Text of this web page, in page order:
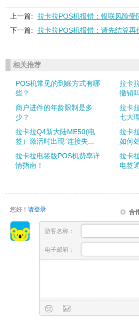
上一篇:
拉卡拉POS机报错：银联风险受
下一篇:
拉卡拉POS机报错：请先结算再
相关推荐
POS机常见的到账方式有哪
些？
拉卡
撤销
商户进件的年龄限制是多
少？
拉卡
七大
拉卡拉Q4新大陆ME50(电
签）激活时出现“连接失...
拉卡
如何
拉卡拉电签版POS机费率详
情指南！
拉卡
电签
您好！ 请登录 合
游客名称：
电子邮箱：